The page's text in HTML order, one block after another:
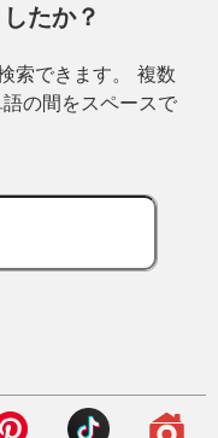
たか？
索できます。 複数
の間をスペースで